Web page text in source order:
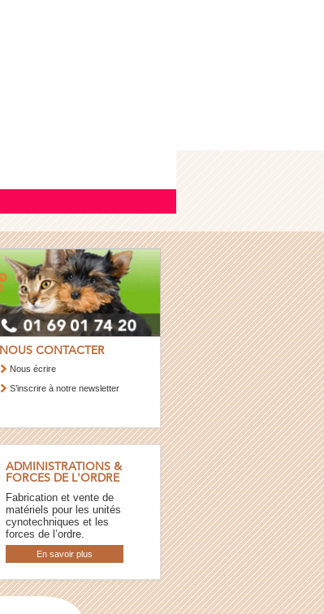
NOUS CONTACTER
Nous écrire
S’inscrire à notre newsletter
ADMINISTRATIONS &
FORCES DE L'ORDRE
Fabrication et vente de
matériels pour les unités
cynotechniques et les
forces de l’ordre.
En savoir plus